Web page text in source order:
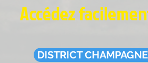
Accédez
DISTRICT